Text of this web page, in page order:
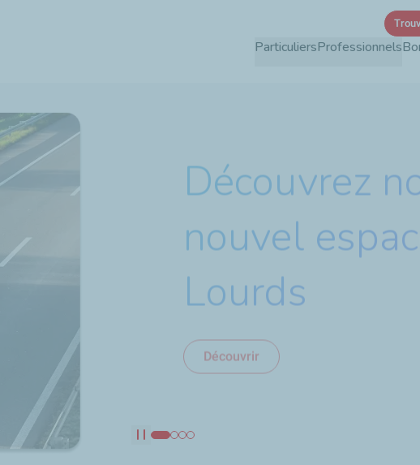
ParticuliersProfessionnels
Découvrez
nouvel
Lourds
Découvrir
J’en profite !
Découvrir